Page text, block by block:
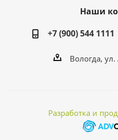
Наши
+7 (900) 544 1111
Вологда,
Разработка и